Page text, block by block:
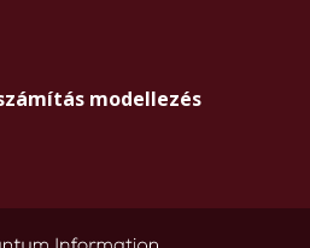
modellezés